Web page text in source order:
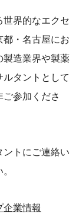
世界的なエクセ
都・名古屋にお
製造業界や製薬
タントとして
参加くださ
ントにご連絡い
企業情報